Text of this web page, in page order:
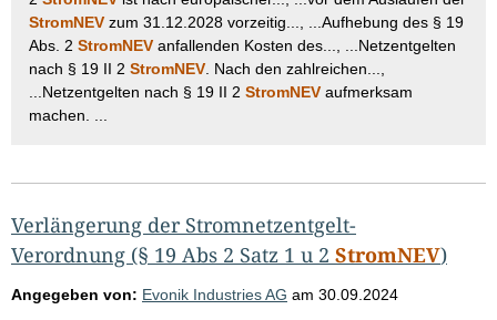
StromNEV zum 31.12.2028 vorzeitig..., ...Aufhebung des § 19
Abs. 2 StromNEV anfallenden Kosten des..., ...Netzentgelten
nach § 19 II 2 StromNEV . Nach den zahlreichen...,
...Netzentgelten nach § 19 II 2 StromNEV aufmerksam
machen. ...
Verlängerung der Stromnetzentgelt-
Verordnung (§ 19 Abs 2 Satz 1 u 2 StromNEV)
Angegeben von: Evonik Industries AG am 30.09.2024